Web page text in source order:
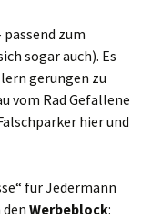
zum
sogar auch). Es
gerungen zu
vom Rad Gefallene
hier und
für Jedermann
Werbeblock: